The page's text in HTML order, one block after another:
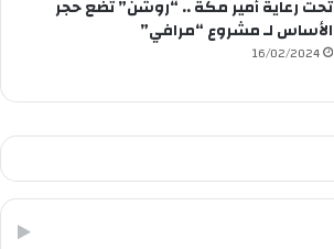
تحت رعاية أمير مكة .. “روشن” تضع حجر
الأساس لـ مشروع “مرافي”
16/02/2024